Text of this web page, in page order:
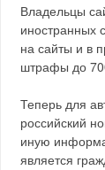
Владельцы
иностранных
на сайты и в
штрафы до
Теперь для
российский
иную
является